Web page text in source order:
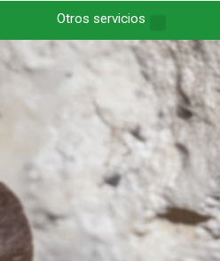
Otros servicios